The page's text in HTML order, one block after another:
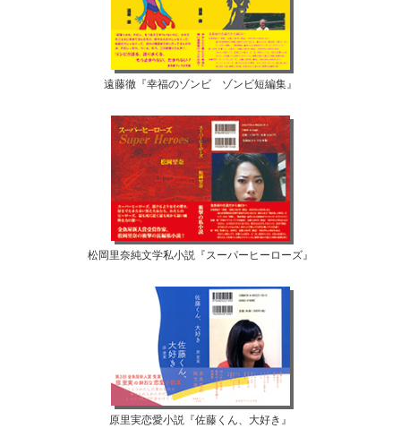
遠藤徹『幸福のゾンビ ゾンビ短編集』
松岡里奈純文学私小説『スーパーヒーローズ』
原里実恋愛小説『佐藤くん、大好き』